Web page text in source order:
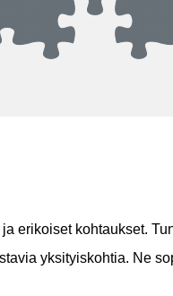
erikoiset kohtaukset.
yksityiskohtia. Ne